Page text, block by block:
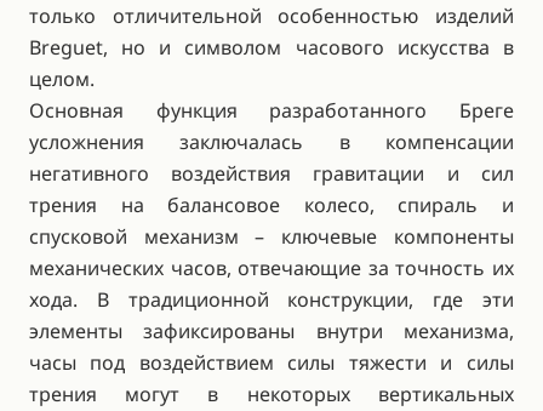
только отличительной особенностью изделий
Breguet, но и символом часового искусства в
целом.
Основная функция разработанного Бреге
усложнения заключалась в компенсации
негативного воздействия гравитации и сил
трения на балансовое колесо, спираль и
спусковой механизм – ключевые компоненты
механических часов, отвечающие за точность их
хода. В традиционной конструкции, где эти
элементы зафиксированы внутри механизма,
часы под воздействием силы тяжести и силы
трения могут в некоторых вертикальных